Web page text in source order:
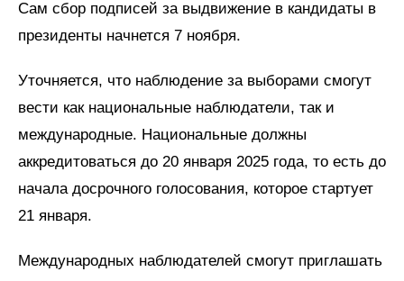
Сам сбор подписей за выдвижение в кандидаты в
президенты начнется 7 ноября.
Уточняется, что наблюдение за выборами смогут
вести как национальные наблюдатели, так и
международные. Национальные должны
аккредитоваться до 20 января 2025 года, то есть до
начала досрочного голосования, которое стартует
21 января.
Международных наблюдателей смогут приглашать